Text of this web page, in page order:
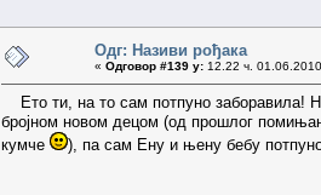
Одг: Називи рођака
« Одговор #139 у: 12.22 ч.
Ето ти, на то сам потпуно заборавила!
бројном новом децом (од прошлог
кумче
), па сам Ену и њену бебу